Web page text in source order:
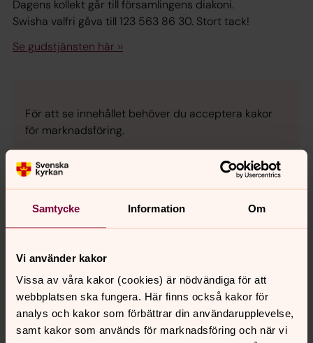
Samtycke Information Om
Vi använder kakor
Vissa av våra kakor (cookies) är nödvändiga för att
webbplatsen ska fungera. Här finns också kakor för
analys och kakor som förbättrar din användarupplevelse,
samt kakor som används för marknadsföring och när vi
Dagens kollekt går till församlingens diakoni.
Swisha valfri gåva till 123 563 86 30. Stort tack!
Se gudstjänsten här ››
För att se innehållet behöver du acceptera kakor
för marknadsföring.
Se videon på YouTube i stället.
Ändra inställningar
Senast ändrad 17 september 2020
Synpunkter eller frågor på sidans
innehåll?